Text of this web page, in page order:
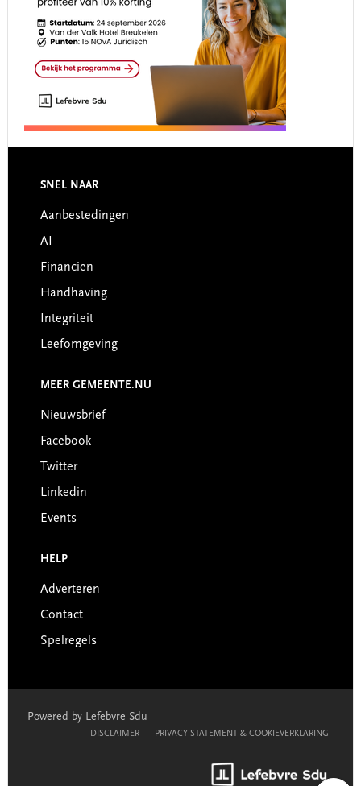
Footer
SNEL NAAR
Aanbestedingen
AI
Financiën
Handhaving
Integriteit
Leefomgeving
MEER GEMEENTE.NU
Nieuwsbrief
Facebook
Twitter
Linkedin
Events
HELP
Adverteren
Contact
Spelregels
Powered by Lefebvre Sdu
DISCLAIMER PRIVACY STATEMENT & COOKIEVERKLARING